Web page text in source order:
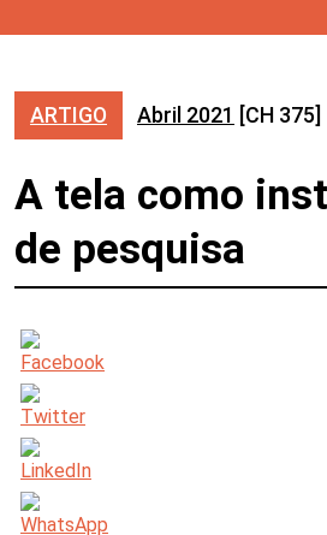
ARTIGO Abril 2021 [CH 375]
A tela como
de pesquisa